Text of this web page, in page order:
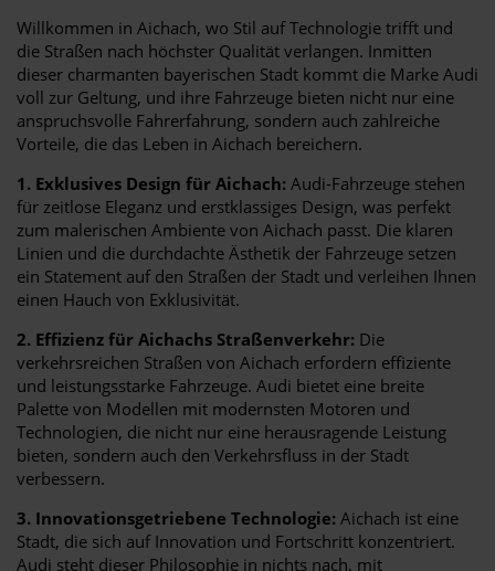
Willkommen in Aichach, wo Stil auf Technologie trifft und
die Straßen nach höchster Qualität verlangen. Inmitten
dieser charmanten bayerischen Stadt kommt die Marke Audi
voll zur Geltung, und ihre Fahrzeuge bieten nicht nur eine
anspruchsvolle Fahrerfahrung, sondern auch zahlreiche
Vorteile, die das Leben in Aichach bereichern.
1. Exklusives Design für Aichach: Audi-Fahrzeuge stehen
für zeitlose Eleganz und erstklassiges Design, was perfekt
zum malerischen Ambiente von Aichach passt. Die klaren
Linien und die durchdachte Ästhetik der Fahrzeuge setzen
ein Statement auf den Straßen der Stadt und verleihen Ihnen
einen Hauch von Exklusivität.
2. Effizienz für Aichachs Straßenverkehr: Die
verkehrsreichen Straßen von Aichach erfordern effiziente
und leistungsstarke Fahrzeuge. Audi bietet eine breite
Palette von Modellen mit modernsten Motoren und
Technologien, die nicht nur eine herausragende Leistung
bieten, sondern auch den Verkehrsfluss in der Stadt
verbessern.
3. Innovationsgetriebene Technologie: Aichach ist eine
Stadt, die sich auf Innovation und Fortschritt konzentriert.
Audi steht dieser Philosophie in nichts nach, mit